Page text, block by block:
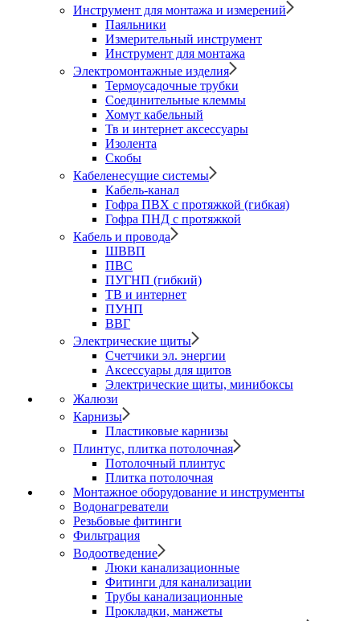
Инструмент для монтажа и измерений
Паяльники
Измерительный инструмент
Инструмент для монтажа
Электромонтажные изделия
Термоусадочные трубки
Соединительные клеммы
Хомут кабельный
Тв и интернет аксессуары
Изолента
Скобы
Кабеленесущие системы
Кабель-канал
Гофра ПВХ с протяжкой (гибкая)
Гофра ПНД с протяжкой
Кабель и провода
ШВВП
ПВС
ПУГНП (гибкий)
ТВ и интернет
ПУНП
ВВГ
Электрические щиты
Счетчики эл. энергии
Аксессуары для щитов
Электрические щиты, минибоксы
Жалюзи
Карнизы
Пластиковые карнизы
Плинтус, плитка потолочная
Потолочный плинтус
Плитка потолочная
Монтажное оборудование и инструменты
Водонагреватели
Резьбовые фитинги
Фильтрация
Водоотведение
Люки канализационные
Фитинги для канализации
Трубы канализационные
Прокладки, манжеты